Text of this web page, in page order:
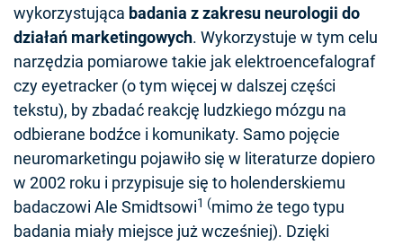
wykorzystująca badania z zakresu neurologii do
działań marketingowych. Wykorzystuje w tym celu
narzędzia pomiarowe takie jak elektroencefalograf
czy eyetracker (o tym więcej w dalszej części
tekstu), by zbadać reakcję ludzkiego mózgu na
odbierane bodźce i komunikaty. Samo pojęcie
neuromarketingu pojawiło się w literaturze dopiero
w 2002 roku i przypisuje się to holenderskiemu
badaczowi Ale Smidtsowi1 (mimo że tego typu
badania miały miejsce już wcześniej). Dzięki